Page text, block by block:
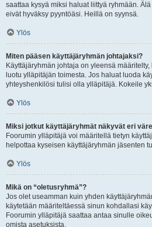
saattaa kysyä miksi haluat liittyä ryhmään.
eivät hyväksy pyyntöäsi. Heillä on syynsä.
Ylös
Miten pääsen käyttäjäryhmän johtajaksi?
Käyttäjäryhmän johtaja on yleensä
luotu ylläpitäjän toimesta. Jos haluat luoda
yhteyshenkilösi tulisi olla ylläpitäjä. Kokeile
Ylös
Miksi jotkut käyttäjäryhmät näkyvät eri
Foorumin ylläpitäjä voi määritellä tietyn
helpottaa kyseisen käyttäjäryhmän jäsenten
Ylös
Mikä on “oletusryhmä”?
Jos olet useamman kuin yhden
käytetään määriteltäessä sinun kohdallasi
Foorumin ylläpitäjä saattaa antaa sinulle
omista asetuksista.